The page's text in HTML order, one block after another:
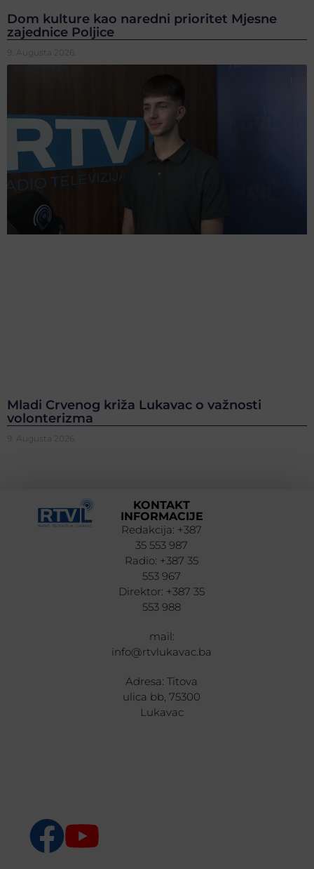
Dom kulture kao naredni prioritet Mjesne
zajednice Poljice
9. Augusta 2026.
Mladi Crvenog križa Lukavac o važnosti
volonterizma
9. Augusta 2026.
KONTAKT
INFORMACIJE
Redakcija: +387
35 553 987
Radio: +387 35
553 967
Direktor: +387 35
553 988
mail:
info@rtvlukavac.ba
Adresa: Titova
ulica bb, 75300
Lukavac